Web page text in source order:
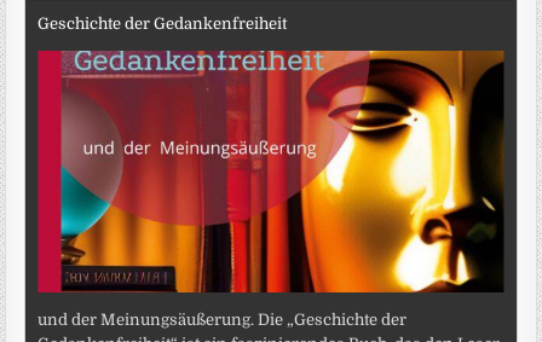
Geschichte der Gedankenfreiheit
und der Meinungsäußerung. Die „Geschichte der